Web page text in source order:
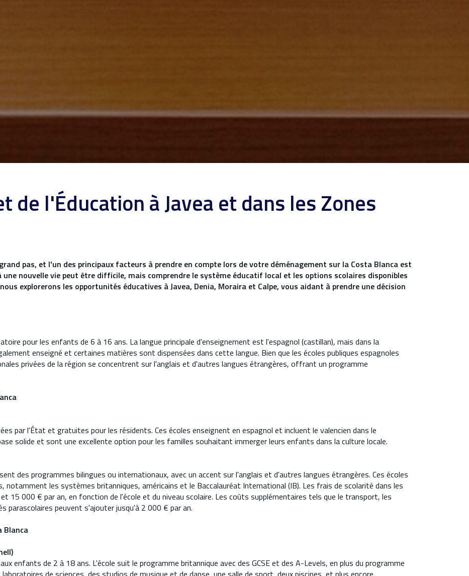
de l'Éducation à Javea et dans les Zones
pas, et l'un des principaux facteurs à prendre en compte lors de votre déménagement sur la Costa Blanca est
nouvelle vie peut être difficile, mais comprendre le système éducatif local et les options scolaires disponibles
explorerons les opportunités éducatives à Javea, Denia, Moraira et Calpe, vous aidant à prendre une décision
pour les enfants de 6 à 16 ans. La langue principale d'enseignement est l'espagnol (castillan), mais dans la
enseigné et certaines matières sont dispensées dans cette langue. Bien que les écoles publiques espagnoles
privées de la région se concentrent sur l'anglais et d'autres langues étrangères, offrant un programme
par l'État et gratuites pour les résidents. Ces écoles enseignent en espagnol et incluent le valencien dans le
solide et sont une excellente option pour les familles souhaitant immerger leurs enfants dans la culture locale.
des programmes bilingues ou internationaux, avec un accent sur l'anglais et d'autres langues étrangères. Ces écoles
notamment les systèmes britanniques, américains et le Baccalauréat International (IB). Les frais de scolarité dans les
15 000 € par an, en fonction de l'école et du niveau scolaire. Les coûts supplémentaires tels que le transport, les
parascolaires peuvent s'ajouter jusqu'à 2 000 € par an.
Blanca
enfants de 2 à 18 ans. L'école suit le programme britannique avec des GCSE et des A-Levels, en plus du programme